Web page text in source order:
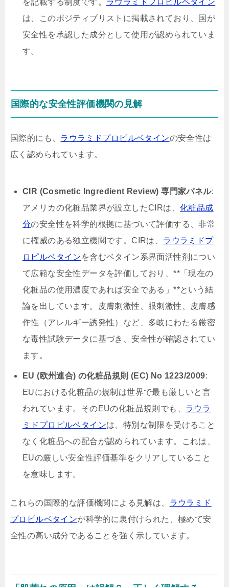
を記載する制度です。 ラウラミドプロピルベタイン
は、このポジティブリストに掲載されており、国が
安全性を承認した成分として使用が認められていま
す。
国際的な安全性評価機関の見解
国際的にも、 ラウラミドプロピルベタインの安全性は
広く認められています。
CIR (Cosmetic Ingredient Review) 専門家パネル:
アメリカの化粧品業界が設立したCIRは、 化粧品成
分の安全性を科学的根拠に基づいて評価する、非常
に権威のある独立機関です。CIRは、 ラウラミドプ
ロピルベタイン を含むベタイン系界面活性剤につい
て広範な安全性データを評価しており、**「現在の
化粧品の使用濃度であれば安全である」**という結
論を出しています。皮膚刺激性、眼刺激性、皮膚感
作性（アレルギー誘発性）など、多岐にわたる厳密
な毒性試験データに基づき、安全性が確認されてい
ます。
EU (欧州連合) の化粧品規則 (EC) No 1223/2009:
EUにおける化粧品の規制は世界で最も厳しいと言
われています。そのEUの化粧品規則でも、 ラウラ
ミドプロピルベタインは、特別な制限を受けること
なく化粧品への配合が認められています。これは、
EUの厳しい安全性評価基準をクリアしていること
を意味します。
これらの国際的な評価機関による見解は、 ラウラミド
プロピルベタインが科学的に裏付けられた、極めて安
全性の高い成分であることを強く示しています。